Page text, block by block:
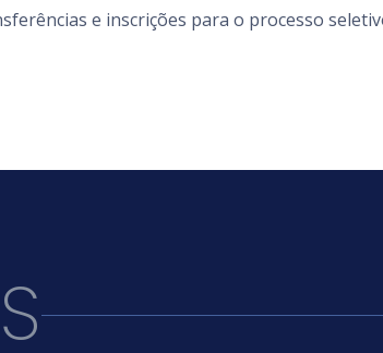
e inscrições para o processo